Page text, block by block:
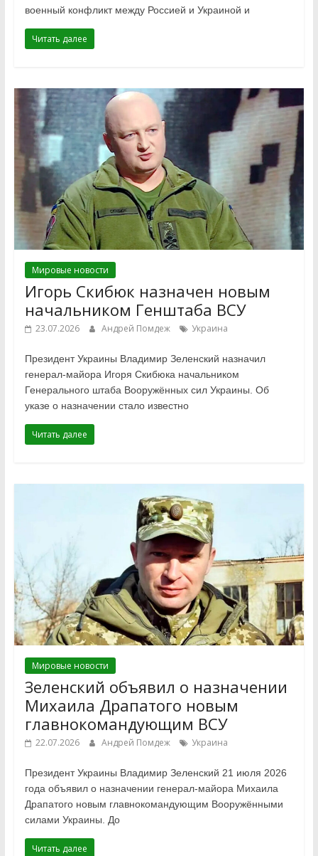
военный конфликт между Россией и Украиной и
Читать далее
Мировые новости
Игорь Скибюк назначен новым
начальником Генштаба ВСУ
23.07.2026 Андрей Помдеж Украина
Президент Украины Владимир Зеленский назначил
генерал-майора Игоря Скибюка начальником
Генерального штаба Вооружённых сил Украины. Об
указе о назначении стало известно
Читать далее
Мировые новости
Зеленский объявил о назначении
Михаила Драпатого новым
главнокомандующим ВСУ
22.07.2026 Андрей Помдеж Украина
Президент Украины Владимир Зеленский 21 июля 2026
года объявил о назначении генерал-майора Михаила
Драпатого новым главнокомандующим Вооружёнными
силами Украины. До
Читать далее